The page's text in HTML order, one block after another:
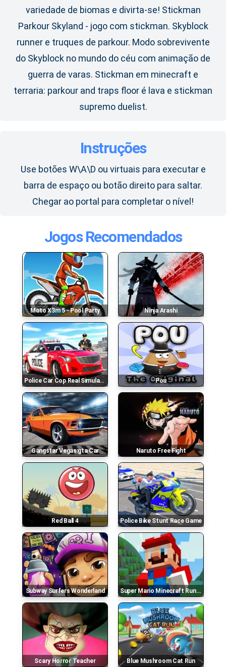
variedade de biomas e divirta-se! Stickman
Parkour Skyland - jogo com stickman. Skyblock
runner e truques de parkour. Modo sobrevivente
do Skyblock no mundo do céu com animação de
guerra de varas. Stickman em minecraft e
terraria: parkour and traps floor é lava e stickman
supremo duelist.
Instruções
Use botões W\A\D ou virtuais para executar e
barra de espaço ou botão direito para saltar.
Chegar ao portal para completar o nível!
Jogos Recomendados
Moto X3m 5 - Pool Party Ninja Arashi
Police Car Cop Real Simulator Pou
Gangstar Vegas:gta Car Naruto Free Fight
Red Ball 4 Police Bike Stunt Race Game
Subway Surfers Wonderland Super Mario Minecraft Runner
Scary Horror Teacher Blue Mushroom Cat Run